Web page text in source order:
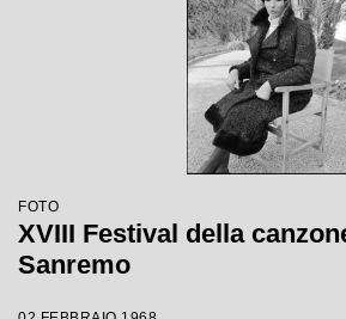
FOTO
XVIII Festival della
Sanremo